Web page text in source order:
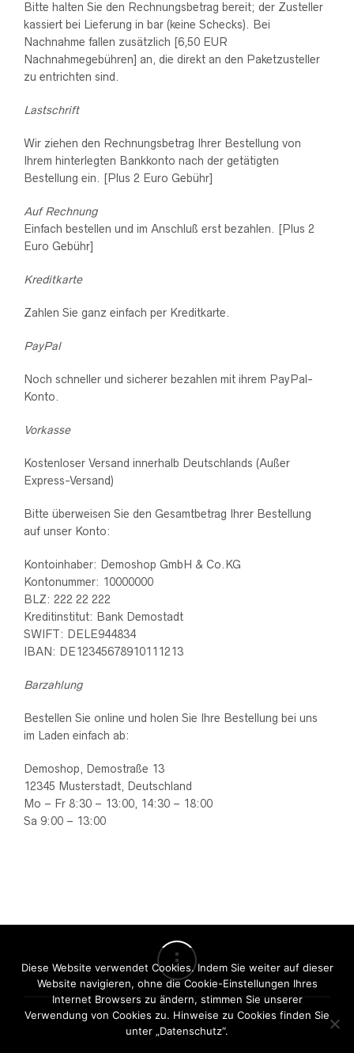
Bitte halten Sie den Rechnungsbetrag bereit; der Zusteller
kassiert bei Lieferung in bar (keine Schecks). Bei
Nachnahme fallen zusätzlich [6,50 EUR
Nachnahmegebühren] an, die direkt an den Paketzusteller
zu entrichten sind.
Lastschrift
Wir ziehen den Rechnungsbetrag Ihrer Bestellung von
Ihrem hinterlegten Bankkonto nach der getätigten
Bestellung ein. [Plus 2 Euro Gebühr]
Auf Rechnung
Einfach bestellen und im Anschluß erst bezahlen. [Plus 2
Euro Gebühr]
Kreditkarte
Zahlen Sie ganz einfach per Kreditkarte.
PayPal
Noch schneller und sicherer bezahlen mit ihrem PayPal-
Konto.
Vorkasse
Kostenloser Versand innerhalb Deutschlands (Außer
Express-Versand)
Bitte überweisen Sie den Gesamtbetrag Ihrer Bestellung
auf unser Konto:
Kontoinhaber: Demoshop GmbH & Co.KG
Kontonummer: 10000000
BLZ: 222 22 222
Kreditinstitut: Bank Demostadt
SWIFT: DELE944834
IBAN: DE12345678910111213
Barzahlung
Bestellen Sie online und holen Sie Ihre Bestellung bei uns
im Laden einfach ab:
Demoshop, Demostraße 13
12345 Musterstadt, Deutschland
Mo – Fr 8:30 – 13:00, 14:30 – 18:00
Sa 9:00 – 13:00
Diese Website verwendet Cookies. Indem Sie weiter auf dieser
Website navigieren, ohne die Cookie-Einstellungen Ihres
Internet Browsers zu ändern, stimmen Sie unserer
Verwendung von Cookies zu. Hinweise zu Cookies finden Sie
unter „Datenschutz“.